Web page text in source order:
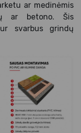
ar medinėmis
ar betono. Šis
svarbus grindų